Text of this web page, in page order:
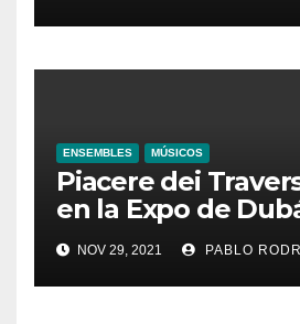
ENSEMBLES MÚSICOS
Piacere dei
en la Expo de
sonaba la Navidad
España del Siglo
NOV 29, 2021 PABLO